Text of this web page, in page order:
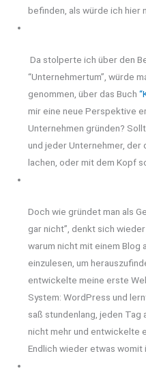
befinden, als würde ich hier
Da stolperte ich über den
“Unternehmertum”, würde
genommen, über das Buch
mir eine neue Perspektive
Unternehmen gründen?
und jeder Unternehmer,
lachen, oder mit dem Kopf
Doch wie gründet man als
gar nicht”, denkt sich
warum nicht mit einem Blog
einzulesen, um
entwickelte meine erste
System: WordPress und
saß stundenlang, jeden
nicht mehr und entwickelte
Endlich wieder etwas womit